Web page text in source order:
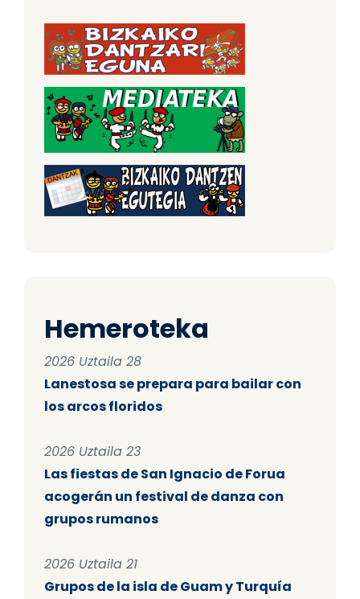
Hemeroteka
2026 Uztaila 28
Lanestosa se prepara para bailar con
los arcos floridos
2026 Uztaila 23
Las fiestas de San Ignacio de Forua
acogerán un festival de danza con
grupos rumanos
2026 Uztaila 21
Grupos de la isla de Guam y Turquía